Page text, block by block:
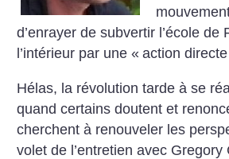
d’enrayer de subvertir l’école de
l’intérieur par une « action
Hélas, la révolution tarde à se
quand certains doutent et
cherchent à renouveler les
volet de l’entretien avec